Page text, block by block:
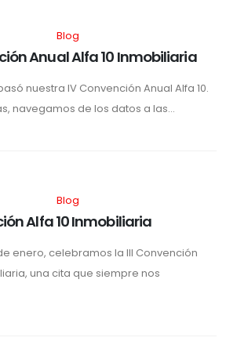
Blog
Anual Alfa 10 Inmobiliaria
nuestra IV Convención Anual Alfa 10.
navegamos de los datos a las...
Blog
Alfa 10 Inmobiliaria
enero, celebramos la III Convención
una cita que siempre nos